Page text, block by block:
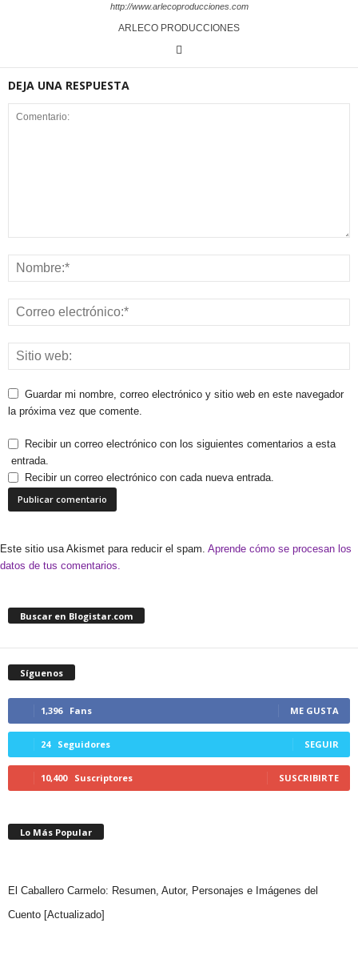
http://www.arlecoproducciones.com
ARLECO PRODUCCIONES
DEJA UNA RESPUESTA
Guardar mi nombre, correo electrónico y sitio web en este navegador
la próxima vez que comente.
Recibir un correo electrónico con los siguientes comentarios a esta
entrada.
Recibir un correo electrónico con cada nueva entrada.
Este sitio usa Akismet para reducir el spam. Aprende cómo se procesan los
datos de tus comentarios.
Buscar en Blogistar.com
Síguenos
1,396 Fans ME GUSTA
24 Seguidores SEGUIR
10,400 Suscriptores SUSCRIBIRTE
Lo Más Popular
El Caballero Carmelo: Resumen, Autor, Personajes e Imágenes del
Cuento [Actualizado]